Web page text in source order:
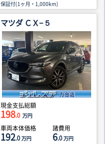
保証付(1ヶ月・1,000km)
マツダ ＣＸ−５
現金支払総額
198.0 万円
車両本体価格
192.0万円
諸費用
6.0万円